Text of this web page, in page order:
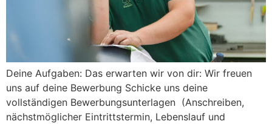
Deine Aufgaben: Das erwarten wir von dir: Wir freuen
uns auf deine Bewerbung Schicke uns deine
vollständigen Bewerbungsunterlagen (Anschreiben,
nächstmöglicher Eintrittstermin, Lebenslauf und